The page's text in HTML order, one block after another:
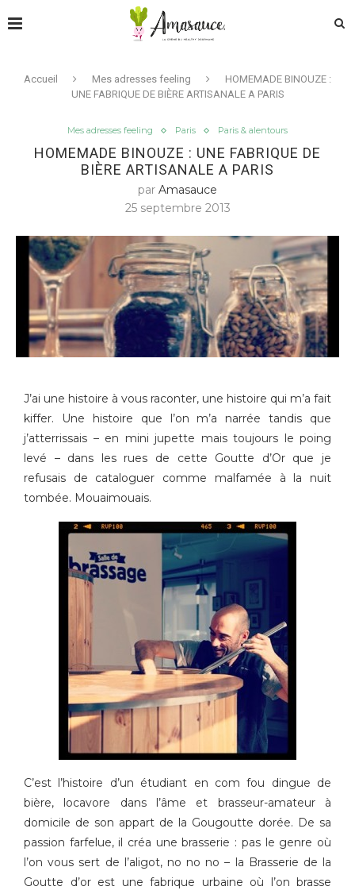
Accueil Mes adresses feeling
HOMEMADE BINOUZE :
UNE FABRIQUE DE BIÈRE ARTISANALE A PARIS
Mes adresses feeling Paris Paris & alentours
HOMEMADE BINOUZE : UNE FABRIQUE DE
BIÈRE ARTISANALE A PARIS
par Amasauce
25 septembre 2013
J’ai une histoire à vous raconter, une histoire qui m’a fait
kiffer. Une histoire que l’on m’a narrée tandis que
j’atterrissais – en mini jupette mais toujours le poing
levé – dans les rues de cette Goutte d’Or que je
refusais de cataloguer comme malfamée à la nuit
tombée. Mouaimouais.
C’est l’histoire d’un étudiant en com fou dingue de
bière, locavore dans l’âme et brasseur-amateur à
domicile de son appart de la Gougoutte dorée. De sa
passion farfelue, il créa une brasserie : pas le genre où
l’on vous sert de l’aligot, no no no – la Brasserie de la
Goutte d’or est une fabrique urbaine où l’on brasse